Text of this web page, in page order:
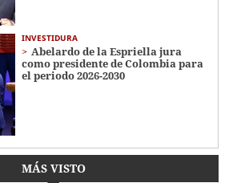
INVESTIDURA
Abelardo de la Espriella jura
como presidente de Colombia para
el periodo 2026-2030
MÁS VISTO